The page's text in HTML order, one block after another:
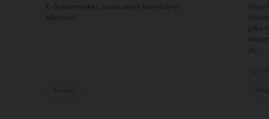
K-Supermarket, jossa useat koirakärryt
käytössä.
joka
ja...